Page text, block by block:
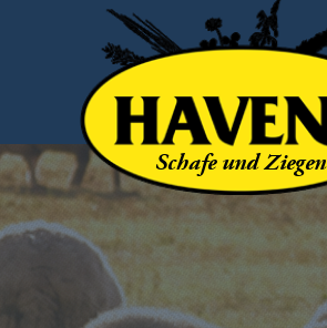
Schafe und Ziegen